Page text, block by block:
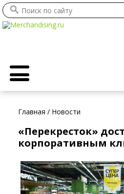
Главная / Новости
«Перекресток»
корпоративным